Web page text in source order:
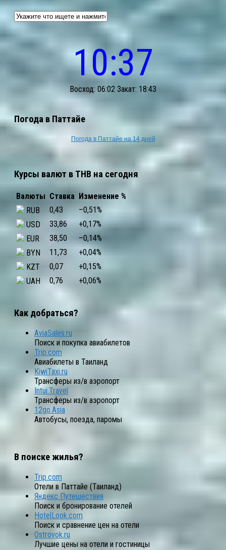
10:37
Восход: 06:02 Закат: 18:43
Погода в Паттайе
Погода в Паттайе на 14 дней
Курсы валют в THB на сегодня
Валюты Ставка
Изменение %
RUB
0,43 –0,51%
USD
33,86 +0,17%
EUR
38,50 –0,14%
BYN
11,73 +0,04%
KZT
0,07 +0,15%
UAH
0,76 +0,06%
Как добраться?
AviaSales.ru
Поиск и покупка авиабилетов
Trip.com
Авиабилеты в Таиланд
KiwiTaxi.ru
Трансферы из/в аэропорт
Intui.Travel
Трансферы из/в аэропорт
12go.Asia
Автобусы, поезда, паромы
В поиске жилья?
Trip.com
Отели в Паттайе (Таиланд)
Яндекс Путешествия
Поиск и бронирование отелей
HotelLook.com
Поиск и сравнение цен на отели
Ostrovok.ru
Лучшие цены на отели и гостиницы